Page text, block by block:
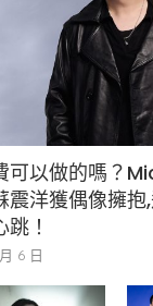
可以做的嗎？
震洋獲偶像擁
！
6 日